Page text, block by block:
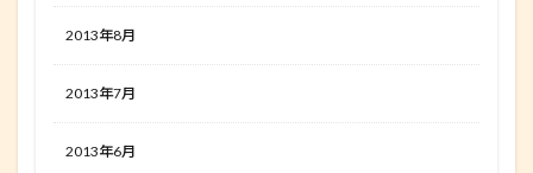
2013年8月
2013年7月
2013年6月